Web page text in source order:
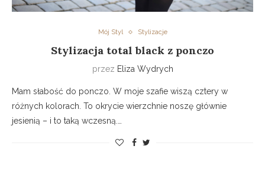
Mój Styl Stylizacje
Stylizacja total black z ponczo
przez Eliza Wydrych
Mam słabość do ponczo. W moje szafie wiszą cztery w
różnych kolorach. To okrycie wierzchnie noszę głównie
jesienią – i to taką wczesną.…